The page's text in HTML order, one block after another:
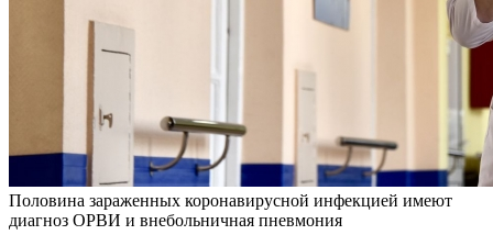
Половина зараженных коронавирусной инфекцией имеют
диагноз ОРВИ и внебольничная пневмония